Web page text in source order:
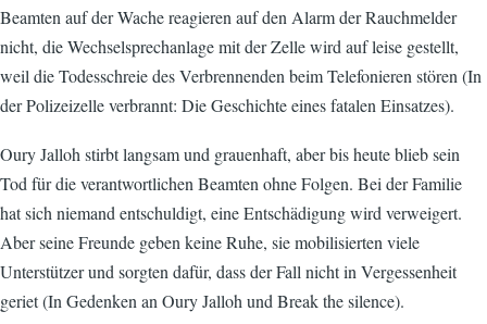
Beamten auf der Wache reagieren auf den Alarm der Rauchmelder
nicht, die Wechselsprechanlage mit der Zelle wird auf leise gestellt,
weil die Todesschreie des Verbrennenden beim Telefonieren stören (In
der Polizeizelle verbrannt: Die Geschichte eines fatalen Einsatzes).
Oury Jalloh stirbt langsam und grauenhaft, aber bis heute blieb sein
Tod für die verantwortlichen Beamten ohne Folgen. Bei der Familie
hat sich niemand entschuldigt, eine Entschädigung wird verweigert.
Aber seine Freunde geben keine Ruhe, sie mobilisierten viele
Unterstützer und sorgten dafür, dass der Fall nicht in Vergessenheit
geriet (In Gedenken an Oury Jalloh und Break the silence).